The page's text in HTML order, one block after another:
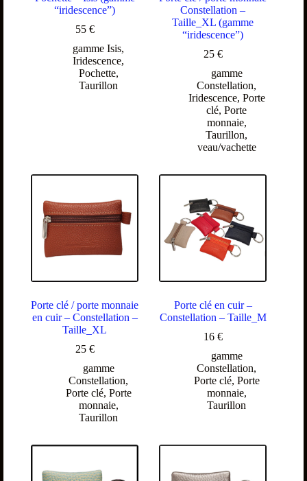
“iridescence”)
55 €
gamme Isis,
Iridescence,
Pochette,
Taurillon
Constellation –
Taille_XL (gamme
“iridescence”)
25 €
gamme
Constellation,
Iridescence, Porte
clé,Porte
monnaie,
Taurillon,
veau/vachette
Porte clé / porte monnaie
en cuir – Constellation –
Taille_XL
25 €
gamme
Constellation,
Porte clé, Porte
monnaie,
Taurillon
Porte clé en cuir –
Constellation – Taille_M
16 €
gamme
Constellation,
Porte clé, Porte
monnaie,
Taurillon